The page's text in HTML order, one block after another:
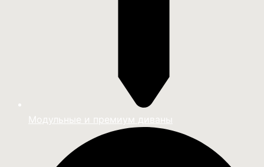
Модульные и премиум диваны